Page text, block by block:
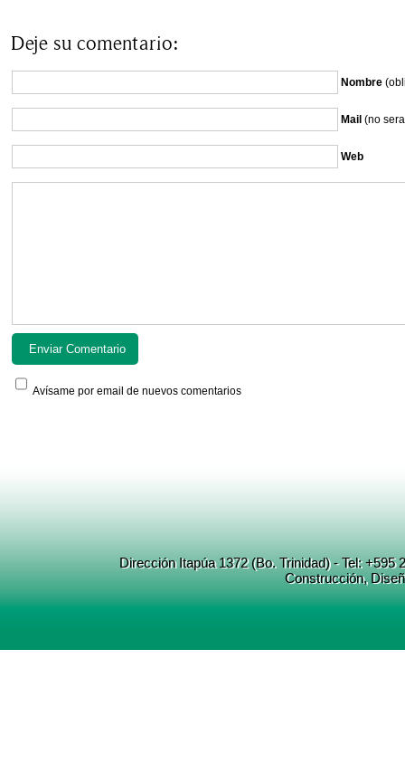
Deje su comentario:
Nombre
Mail (no
Web
Avísame por email de nuevos comentarios
Dirección Itapúa 1372 (Bo. Trinidad) - Tel:
Construcción,